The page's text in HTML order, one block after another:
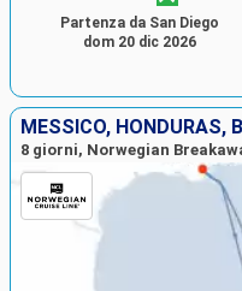
Partenza da San Diego
dom 20 dic 2026
MESSICO, HONDURAS,
8 giorni, Norwegian